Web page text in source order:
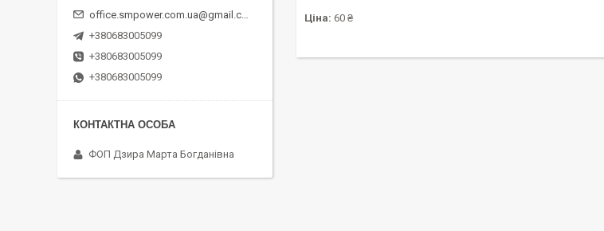
Ціна: 60 ₴
+380683005099
+380683005099
+380683005099
ФОП Дзира Марта Богданівна